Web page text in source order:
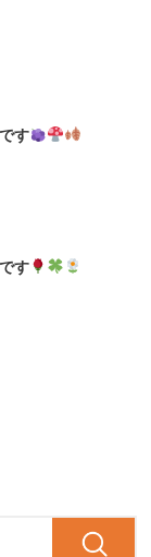
す
す